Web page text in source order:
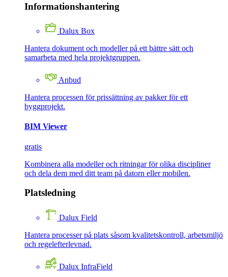
Informationshantering
Dalux Box
Hantera dokument och modeller på ett bättre sätt och
samarbeta med hela projektgruppen.
Anbud
Hantera processen för prissättning av pakker för ett
byggprojekt.
BIM Viewer
gratis
Kombinera alla modeller och ritningar för olika discipliner
och dela dem med ditt team på datorn eller mobilen.
Platsledning
Dalux Field
Hantera processer på plats såsom kvalitetskontroll, arbetsmiljö
och regelefterlevnad.
Dalux InfraField